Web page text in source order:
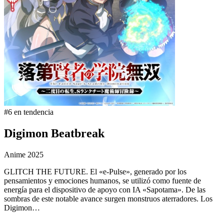
#6 en tendencia
Digimon Beatbreak
Anime 2025
GLITCH THE FUTURE. El «e-Pulse», generado por los
pensamientos y emociones humanos, se utilizó como fuente de
energía para el dispositivo de apoyo con IA «Sapotama». De las
sombras de este notable avance surgen monstruos aterradores. Los
Digimon…